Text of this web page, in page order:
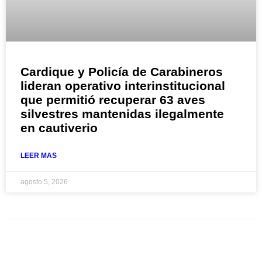
Cardique y Policía de Carabineros
lideran operativo interinstitucional
que permitió recuperar 63 aves
silvestres mantenidas ilegalmente
en cautiverio
LEER MAS
agosto 5, 2026